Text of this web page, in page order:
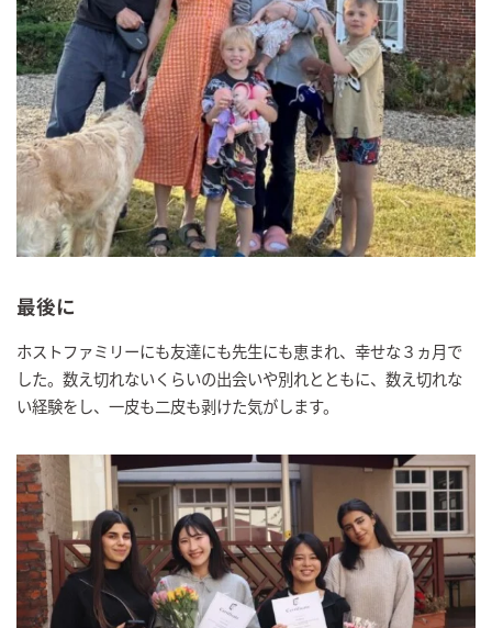
最後に
ホストファミリーにも友達にも先生にも恵まれ、幸せな３ヵ月で
した。数え切れないくらいの出会いや別れとともに、数え切れな
い経験をし、一皮も二皮も剥けた気がします。